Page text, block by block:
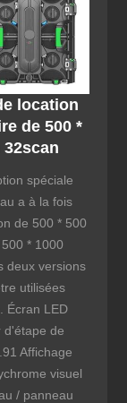
location
de 500 *
32scan
spéciale
a à la fois
de 500 * 500
* 1000
deux versions
utilisées
Écran LED
d'étape de
Affichage
visuel
/ panneau